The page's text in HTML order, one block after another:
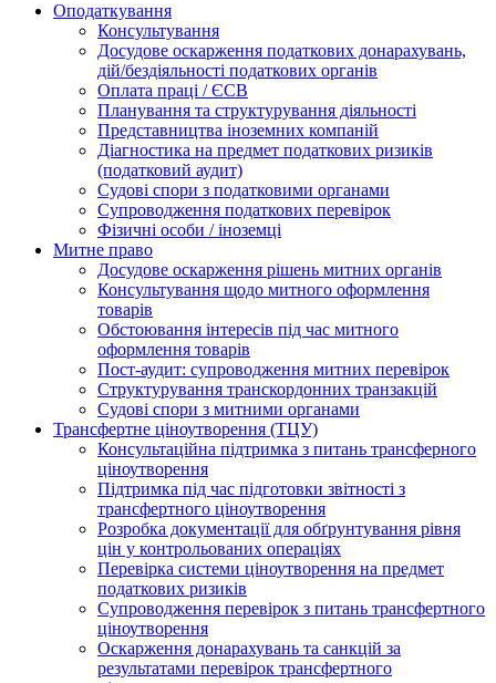
Оподаткування
Консультування
Досудове оскарження податкових донарахувань,
дій/бездіяльності податкових органів
Оплата праці / ЄСВ
Планування та структурування діяльності
Представництва іноземних компаній
Діагностика на предмет податкових ризиків
(податковий аудит)
Судові спори з податковими органами
Супроводження податкових перевірок
Фізичні особи / іноземці
Митне право
Досудове оскарження рішень митних органів
Консультування щодо митного оформлення
товарів
Обстоювання інтересів під час митного
оформлення товарів
Пост-аудит: супроводження митних перевірок
Структурування транскордонних транзакцій
Судові спори з митними органами
Трансфертне ціноутворення (ТЦУ)
Консультаційна підтримка з питань трансферного
ціноутворення
Підтримка під час підготовки звітності з
трансфертного ціноутворення
Розробка документації для обґрунтування рівня
цін у контрольованих операціях
Перевірка системи ціноутворення на предмет
податкових ризиків
Супроводження перевірок з питань трансфертного
ціноутворення
Оскарження донарахувань та санкцій за
результатами перевірок трансфертного